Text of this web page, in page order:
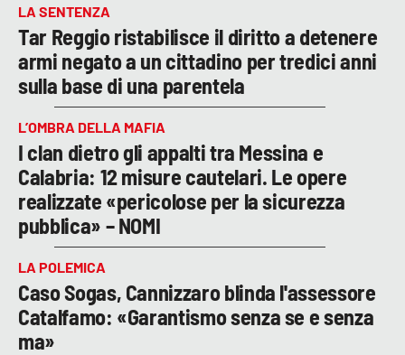
LA SENTENZA
Tar Reggio ristabilisce il diritto a detenere
armi negato a un cittadino per tredici anni
sulla base di una parentela
L’OMBRA DELLA MAFIA
I clan dietro gli appalti tra Messina e
Calabria: 12 misure cautelari. Le opere
realizzate «pericolose per la sicurezza
pubblica» – NOMI
LA POLEMICA
Caso Sogas, Cannizzaro blinda l'assessore
Catalfamo: «Garantismo senza se e senza
ma»